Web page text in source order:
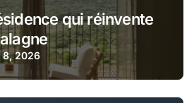
qui réinvente
8, 2026